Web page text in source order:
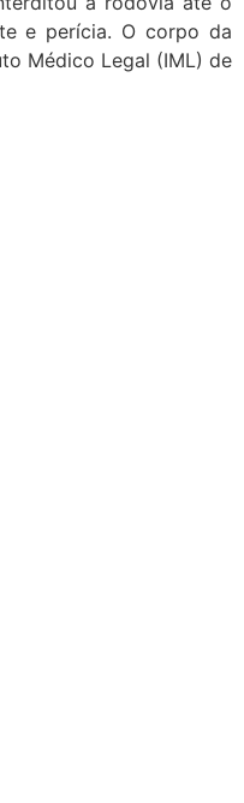
e perícia. O corpo da
Médico Legal (IML) de